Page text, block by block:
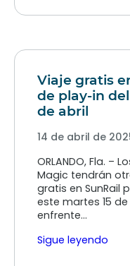
Viaje gratis
de play-in
de abril
14 de abril de
ORLANDO, Fla. –
Magic tendrán
gratis en SunRail
este martes 15
enfrente…
Sigue leyendo